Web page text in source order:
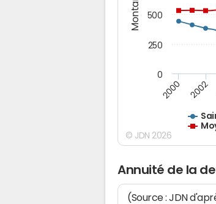
2000 2002
0
250
500
© JDN 2026
Annuité de la
(Source : JDN